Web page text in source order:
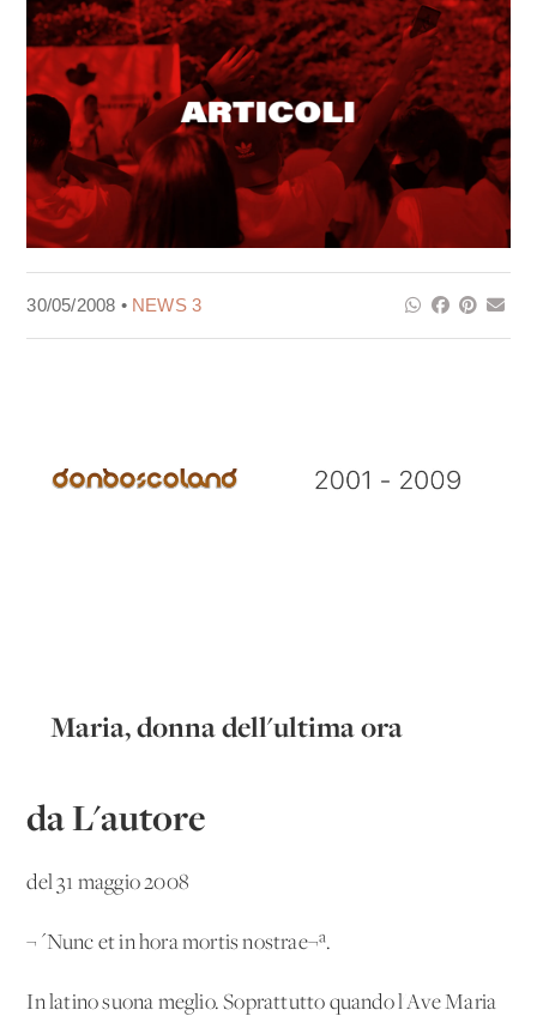
30/05/2008 • NEWS 3
Maria, donna dell'ultima ora
da L'autore
del 31 maggio 2008
¬´Nunc et in hora mortis nostrae¬ª.
In latino suona meglio. Soprattutto quando l'Ave Maria